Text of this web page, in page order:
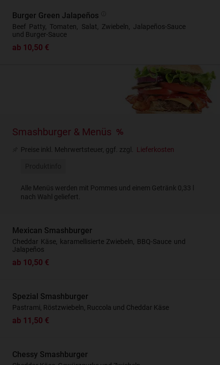
Burger Green Jalapeños
Beef Patty, Tomaten, Salat, Zwiebeln, Jalapeños-Sauce
und Burger-Sauce
ab 10,50 €
Smashburger & Menüs
Preise inkl. Mehrwertsteuer, ggf. zzgl. Lieferkosten
Alle Menüs werden mit Pommes und einem Getränk 0,33 l
nach Wahl geliefert.
Mexican Smashburger
Cheddar Käse, karamellisierte Zwiebeln, BBQ-Sauce und
Jalapeños
ab 10,50 €
Spezial Smashburger
Pastrami, Röstzwiebeln, Ruccola und Cheddar Käse
ab 11,50 €
Chessy Smashburger